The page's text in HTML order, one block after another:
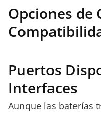
Opciones de
Puertos
Interfaces
Aunque las baterías